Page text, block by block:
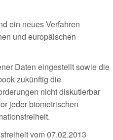
ein neues Verfahren
und europäischen
Daten eingestellt sowie die
zukünftig die
nicht diskutierbar
jeder biometrischen
vom 07.02.2013